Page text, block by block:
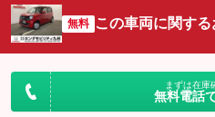
無料 この車両に関す
まずは在庫
無料電話